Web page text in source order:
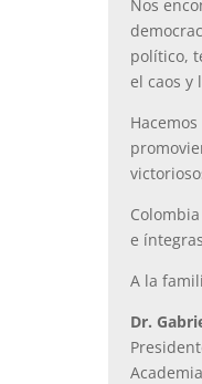
Nos
político,
el caos y
e
A la
Dr.